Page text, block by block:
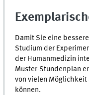
Damit Sie eine
Studium der
der Humanmedizin
Muster-Stundenplan
von vielen Möglichkeit
können.